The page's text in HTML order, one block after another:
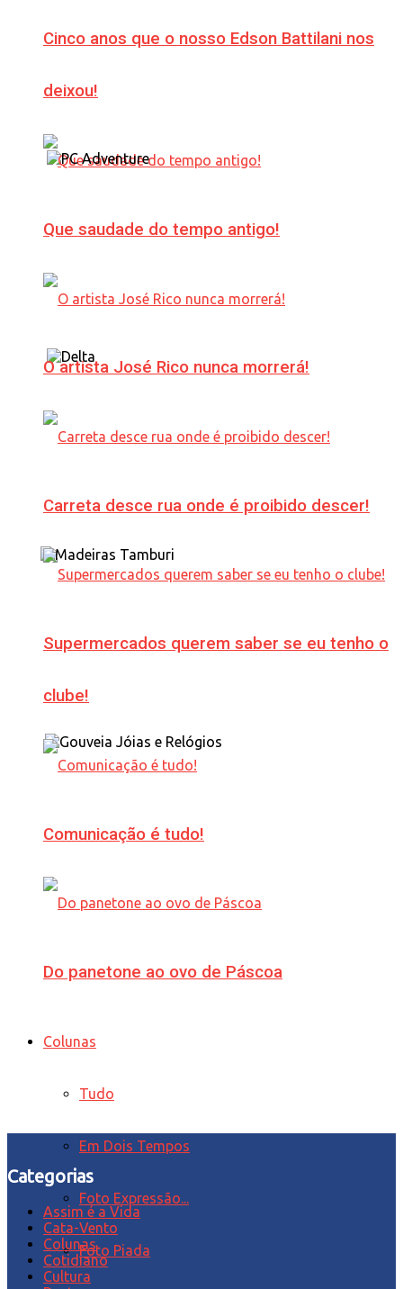
Cinco anos que o nosso Edson Battilani nos
deixou!
Que saudade do tempo antigo!
O artista José Rico nunca morrerá!
Carreta desce rua onde é proibido descer!
Supermercados querem saber se eu tenho o
clube!
Comunicação é tudo!
Do panetone ao ovo de Páscoa
Colunas
Tudo
Em Dois Tempos
Foto Expressão...
Foto Piada
Categorias
Assim é a Vida
Cata-Vento
Colunas
Cotidiano
Cultura